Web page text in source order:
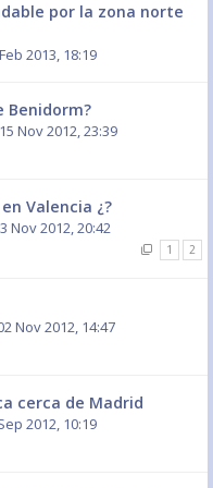
por la zona norte
2013, 18:19
Benidorm?
15 Nov 2012, 23:39
Valencia ¿?
Nov 2012, 20:42
1 2
Nov 2012, 14:47
cerca de Madrid
2012, 10:19